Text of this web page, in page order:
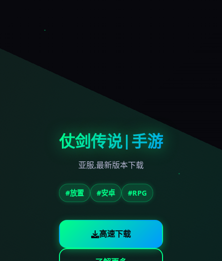
仗剑传说|手游
亚服,最新版本下载
#放置 #安卓 #RPG
高速下载